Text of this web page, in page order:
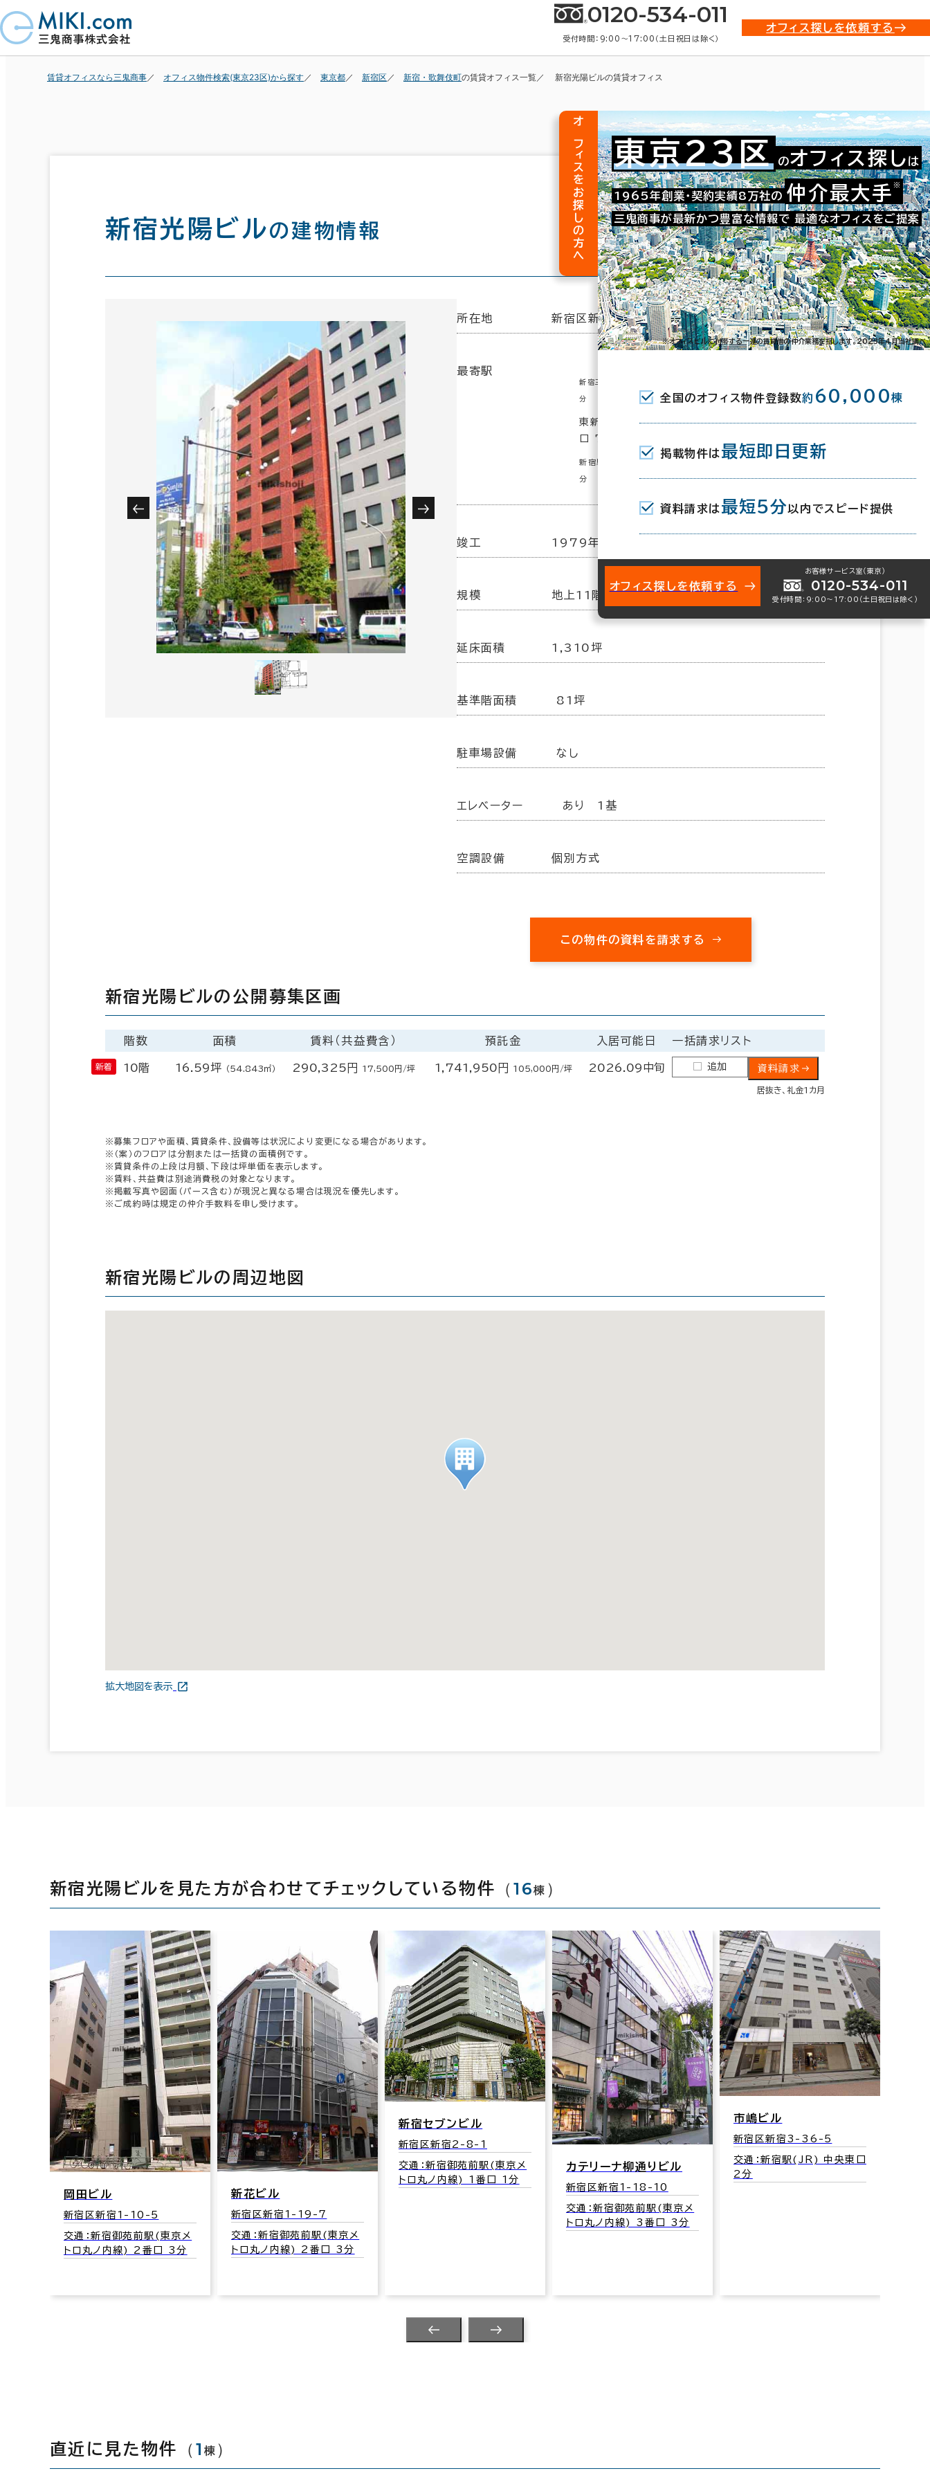
0120-534-011
受付時間：9:00〜17:00（土日祝日は除く）
オフィス探しを依頼する
賃貸オフィスなら三鬼商事 オフィス物件検索(東京23区)から探す 東京都 新宿区 新宿・歌舞伎町の賃貸オフィス一覧 新宿光陽ビルの賃貸オフィス
新宿光陽ビルの建物情報
お問い合わせ番号：021-11674
所在地 新宿区新宿5-15-6
最寄駅
新宿三丁目駅(東京メトロ丸ノ内線･副都心線/都営新宿線) E1口 3
分
東新宿駅(東京メトロ副都心線/都営大江戸線) A2
口 7分
新宿駅(東京メトロ丸ノ内線/都営新宿線･大江戸線) B10口 9
分
竣工 1979年 1月
規模 地上11階建
延床面積 1,310坪
基準階面積 81坪
駐車場設備 なし
エレベーター あり 1基
空調設備 個別方式
この物件の資料を請求する
新宿光陽ビルの公開募集区画
階数 面積 賃料（共益費含） 預託金 入居可能日 一括請求リスト
10階 16.59坪 （54.843㎡） 290,325円 17,500円/坪 1,741,950円 105,000円/坪 2026.09中旬 追加 資料請求
居抜き、礼金1カ月
※募集フロアや面積、賃貸条件、設備等は状況により変更になる場合があります。
※（案）のフロアは分割または一括貸の面積例です。
※賃貸条件の上段は月額、下段は坪単価を表示します。
※賃料、共益費は別途消費税の対象となります。
※掲載写真や図面（パース含む）が現況と異なる場合は現況を優先します。
※ご成約時は規定の仲介手数料を申し受けます。
新宿光陽ビルの周辺地図
拡大地図を表示
新宿光陽ビルを見た方が合わせてチェックしている物件 （16棟 ）
岡田ビル
新宿区新宿1-10-5
交通：新宿御苑前駅(東京メ
トロ丸ノ内線) 2番口 3分
新花ビル
新宿区新宿1-19-7
交通：新宿御苑前駅(東京メ
トロ丸ノ内線) 2番口 3分
新宿セブンビル
新宿区新宿2-8-1
交通：新宿御苑前駅(東京メ
トロ丸ノ内線) 1番口 1分
カテリーナ柳通りビル
新宿区新宿1-18-10
交通：新宿御苑前駅(東京メ
トロ丸ノ内線) 3番口 3分
市嶋ビル
新宿区新宿3-36-5
交通：新宿駅(JR) 中央東口
2分
直近に見た物件 （1 棟 ）
オフィスをお探しの方へ 東京23区 のオフィス探し は
1965年創業・契約実績8万社の 仲介最大手 ※
三鬼商事が最新かつ豊富な情報で 最適なオフィスをご提案
※オフィスビルに付帯する一連の賃貸借の仲介業務を指します。2023年4月当社調べ
全国のオフィス物件登録数約 60,000棟
掲載物件は 最短即日更新
資料請求は 最短5分 以内でスピード提供
オフィス探しを依頼する
お客様サービス室（東京）
0120-534-011
受付時間：9:00〜17:00（土日祝日は除く）